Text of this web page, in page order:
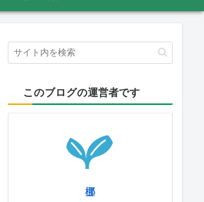
このブログの運営者です
梛